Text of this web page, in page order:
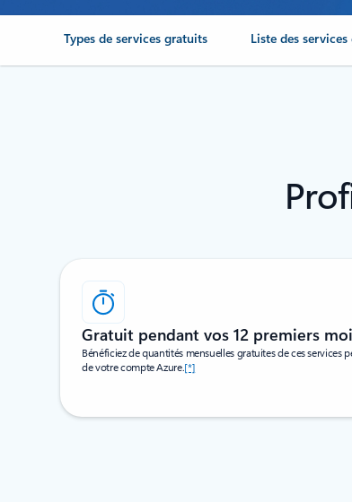
Types de services gratuits Liste des
Gratuit pendant vos 12 premiers
Bénéficiez de quantités mensuelles gratuites de ces services
de votre compte Azure.[*]